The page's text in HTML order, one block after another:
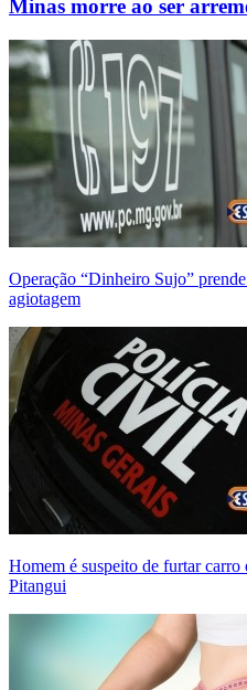
Minas morre ao ser
Operação “Dinheiro Sujo”
agiotagem
Homem é suspeito de furtar carro
Pitangui